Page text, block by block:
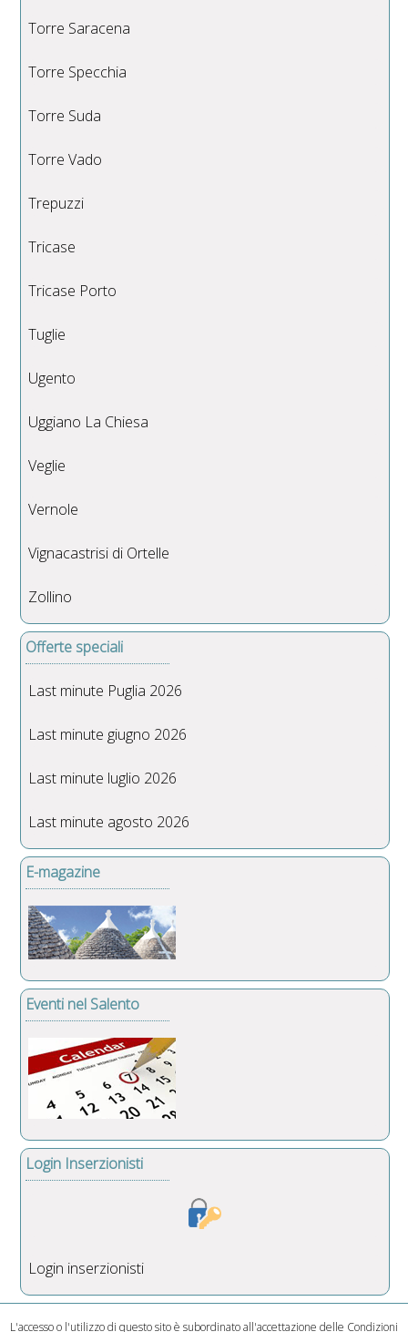
Torre Saracena
Torre Specchia
Torre Suda
Torre Vado
Trepuzzi
Tricase
Tricase Porto
Tuglie
Ugento
Uggiano La Chiesa
Veglie
Vernole
Vignacastrisi di Ortelle
Zollino
Offerte speciali
Last minute Puglia 2026
Last minute giugno 2026
Last minute luglio 2026
Last minute agosto 2026
E-magazine
Eventi nel Salento
Login Inserzionisti
Login inserzionisti
L'accesso o l'utilizzo di questo sito è subordinato all'accettazione delle Condizioni